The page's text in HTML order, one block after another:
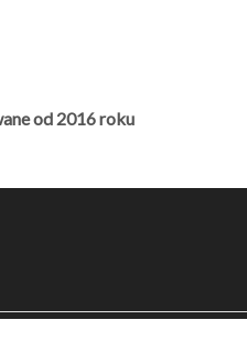
od 2016 roku